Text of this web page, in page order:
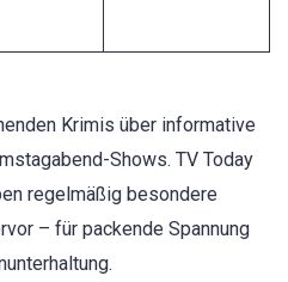
Krimis über informative
Shows. TV Today
regelmäßig besondere
– für packende Spannung